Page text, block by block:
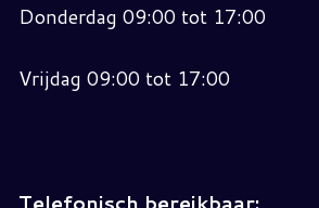
Donderdag 09:00 tot 17:00
Vrijdag 09:00 tot 17:00